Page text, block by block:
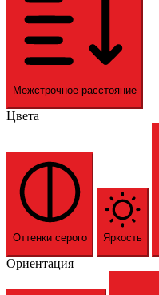
Межстрочное расстояние
Цвета
Оттенки серого Яркость
Ориентация